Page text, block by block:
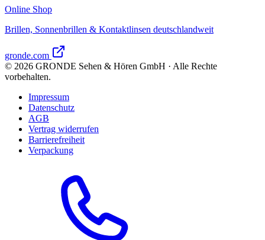
Online Shop
Brillen, Sonnenbrillen & Kontaktlinsen deutschlandweit
gronde.com
© 2026 GRONDE Sehen & Hören GmbH · Alle Rechte
vorbehalten.
Impressum
Datenschutz
AGB
Vertrag widerrufen
Barrierefreiheit
Verpackung